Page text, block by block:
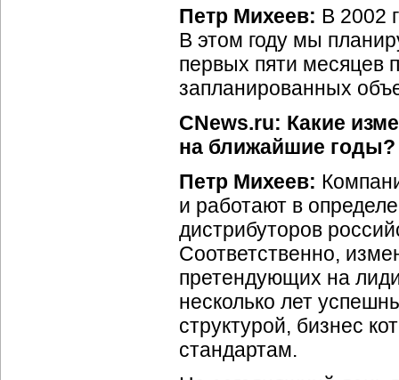
Петр Михеев: В 2002
В этом году мы
первых пяти месяцев
запланированных
CNews.ru: Какие
на ближайшие годы?
Петр Михеев:
и работают в
дистрибуторов
Соответственно,
претендующих на
несколько лет
структурой, бизнес
стандартам.